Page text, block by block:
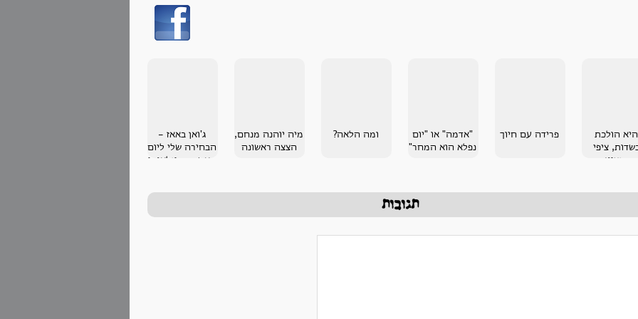
היא הולכת
ציפי
בנציון
פרידה עם חיוך
"אדמה" או "יום
נפלא הוא המחר"
ומה הלאה?
מיה יוהנה מנחם,
הצצה ראשונה
ג'ואן באאז -
הבחירה שלי ליום
האשה הבינלאומי
תגובות